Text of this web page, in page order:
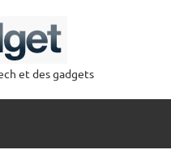
et des gadgets